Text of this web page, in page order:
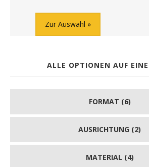
Zur Auswahl
ALLE OPTIONEN AUF
FORMAT (6)
AUSRICHTUNG (2)
MATERIAL (4)